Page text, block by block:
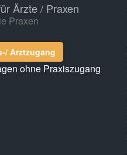
Ärzte / Praxen
Praxen
Arztzugang
ohne Praxiszugang